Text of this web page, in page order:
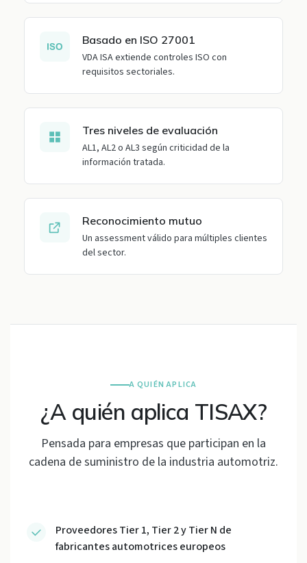
Basado en ISO 27001
VDA ISA extiende controles ISO con
requisitos sectoriales.
Tres niveles de evaluación
AL1, AL2 o AL3 según criticidad de la
información tratada.
Reconocimiento mutuo
Un assessment válido para múltiples clientes
del sector.
A QUIÉN APLICA
¿A quién aplica TISAX?
Pensada para empresas que participan en la
cadena de suministro de la industria automotriz.
Proveedores Tier 1, Tier 2 y Tier N de
fabricantes automotrices europeos